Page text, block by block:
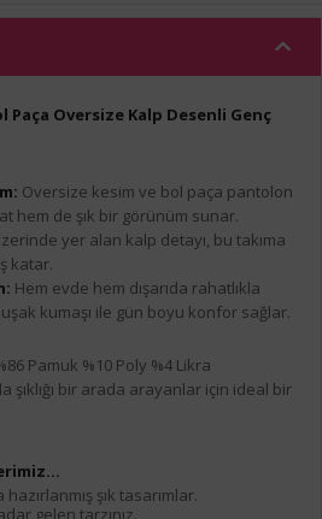
Paça Oversize Kalp Desenli Genç
Oversize kesim ve bol paça pantolon
hem de şık bir görünüm sunar.
yer alan kalp detayı, bu takıma
katar.
Hem evde hem dışarıda rahatlıkla
kumaşı ile gün boyu konfor sağlar.
Pamuk %10 Poly %4 Likra
şıklığı bir arada arayanlar için ideal bir
şık tasarımlar.
gelen tarzınız.